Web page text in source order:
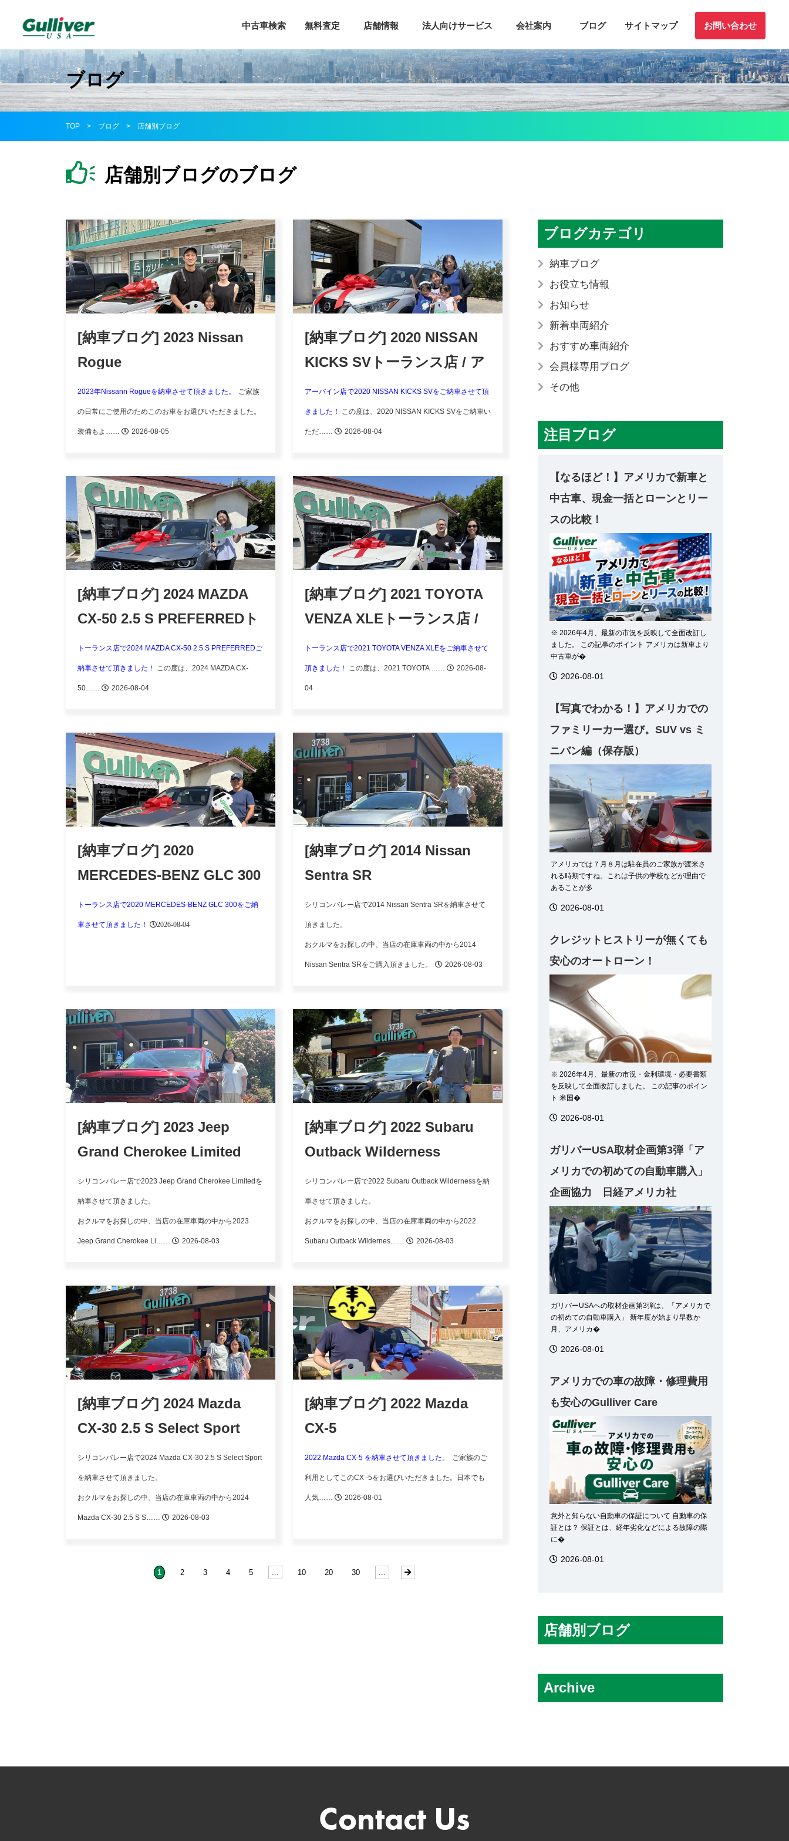
中古車検索
中古車ご提案サービス
アウトレットサービス
ガリバーオンラインサービス
新車紹介プログラム
ガリバー車購入Q&A
無料査定
売却までの5ステップ
アメリカでの車売却方法
車を売るならガリバー
店舗情報
アーバイン店
シリコンバレー店
シカゴ店
法人向けサービス 会社案内 ブログ サイトマップ お問い合わせ
ブログ
TOP > ブログ > 店舗別ブログ
店舗別ブログのブログ
[納車ブログ] 2023 Nissan
Rogue
2023年Nissann Rogueを納車させて頂きました。 ご家族
の日常にご使用のためこのお車をお選びいただきました。
装備もよ…… 2026-08-05
[納車ブログ] 2020 NISSAN
KICKS SVトーランス店 / ア
ーバイン店
アーバイン店で2020 NISSAN KICKS SVをご納車させて頂
きました！ この度は、2020 NISSAN KICKS SVをご納車い
ただ…… 2026-08-04
[納車ブログ] 2024 MAZDA
CX-50 2.5 S PREFERREDト
ーランス店 / アーバイン店
トーランス店で2024 MAZDA CX-50 2.5 S PREFERREDご
納車させて頂きました！ この度は、2024 MAZDA CX-
50…… 2026-08-04
[納車ブログ] 2021 TOYOTA
VENZA XLEトーランス店 /
アーバイン店
トーランス店で2021 TOYOTA VENZA XLEをご納車させて
頂きました！ この度は、2021 TOYOTA …… 2026-08-
04
[納車ブログ] 2020
MERCEDES-BENZ GLC 300
トーランス店 / アーバイン店
トーランス店で2020 MERCEDES-BENZ GLC 300をご納
車させて頂きました！ 2026-08-04
[納車ブログ] 2014 Nissan
Sentra SR
シリコンバレー店で2014 Nissan Sentra SRを納車させて
頂きました。
おクルマをお探しの中、当店の在庫車両の中から2014
Nissan Sentra SRをご購入頂きました。 2026-08-03
[納車ブログ] 2023 Jeep
Grand Cherokee Limited
シリコンバレー店で2023 Jeep Grand Cherokee Limitedを
納車させて頂きました。
おクルマをお探しの中、当店の在庫車両の中から2023
Jeep Grand Cherokee Li…… 2026-08-03
[納車ブログ] 2022 Subaru
Outback Wilderness
シリコンバレー店で2022 Subaru Outback Wildernessを納
車させて頂きました。
おクルマをお探しの中、当店の在庫車両の中から2022
Subaru Outback Wildernes…… 2026-08-03
[納車ブログ] 2024 Mazda
CX-30 2.5 S Select Sport
シリコンバレー店で2024 Mazda CX-30 2.5 S Select Sport
を納車させて頂きました。
おクルマをお探しの中、当店の在庫車両の中から2024
Mazda CX-30 2.5 S S…… 2026-08-03
[納車ブログ] 2022 Mazda
CX-5
2022 Mazda CX-5 を納車させて頂きました。 ご家族のご
利用としてこのCX -5をお選びいただきました。日本でも
人気…… 2026-08-01
1 2 3 4 5 10 20 30
ブログカテゴリ
納車ブログ
お役立ち情報
お知らせ
新着車両紹介
おすすめ車両紹介
会員様専用ブログ
その他
注目ブログ
【なるほど！】アメリカで新車と
中古車、現金一括とローンとリー
スの比較！
※ 2026年4月、最新の市況を反映して全面改訂し
ました。 この記事のポイント アメリカは新車より
中古車が�
2026-08-01
【写真でわかる！】アメリカでの
ファミリーカー選び。SUV vs ミ
ニバン編（保存版）
アメリカでは７月８月は駐在員のご家族が渡米さ
れる時期ですね。これは子供の学校などが理由で
あることが多
2026-08-01
クレジットヒストリーが無くても
安心のオートローン！
※ 2026年4月、最新の市況・金利環境・必要書類
を反映して全面改訂しました。 この記事のポイン
ト 米国�
2026-08-01
ガリバーUSA取材企画第3弾「ア
メリカでの初めての自動車購入」
企画協力 日経アメリカ社
ガリバーUSAへの取材企画第3弾は、「アメリカで
の初めての自動車購入」 新年度が始まり早数か
月、アメリカ�
2026-08-01
アメリカでの車の故障・修理費用
も安心のGulliver Care
意外と知らない自動車の保証について 自動車の保
証とは？ 保証とは、経年劣化などによる故障の際
に�
2026-08-01
店舗別ブログ
シカゴ店
Archive
2026.06